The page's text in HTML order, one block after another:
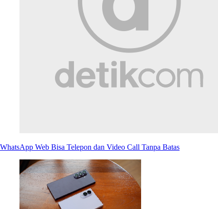
WhatsApp Web Bisa Telepon dan Video Call Tanpa Batas